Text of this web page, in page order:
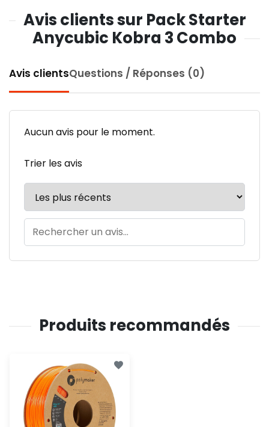
Avis clients sur Pack Starter
Anycubic Kobra 3 Combo
Avis clientsQuestions / Réponses (0)
Aucun avis pour le moment.
Trier les avis
Produits recommandés